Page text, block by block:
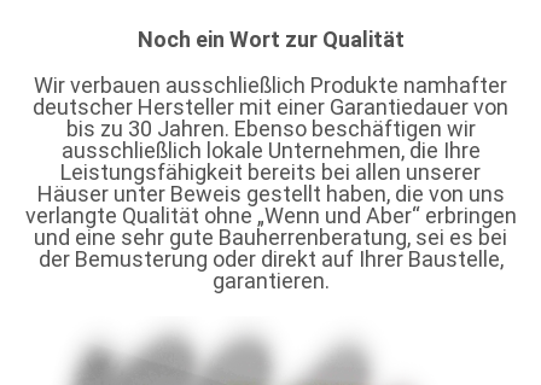
Noch ein Wort zur Qualität
Wir verbauen ausschließlich Produkte namhafter
deutscher Hersteller mit einer Garantiedauer von
bis zu 30 Jahren. Ebenso beschäftigen wir
ausschließlich lokale Unternehmen, die Ihre
Leistungsfähigkeit bereits bei allen unserer
Häuser unter Beweis gestellt haben, die von uns
verlangte Qualität ohne „Wenn und Aber“ erbringen
und eine sehr gute Bauherrenberatung, sei es bei
der Bemusterung oder direkt auf Ihrer Baustelle,
garantieren.